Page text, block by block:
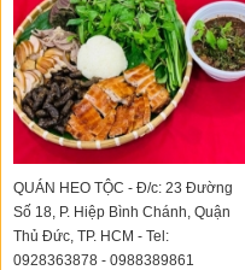
QUÁN HEO TỘC - Đ/c: 23 Đường
Số 18, P. Hiệp Bình Chánh, Quận
Thủ Đức, TP. HCM - Tel:
0928363878 - 0988389861